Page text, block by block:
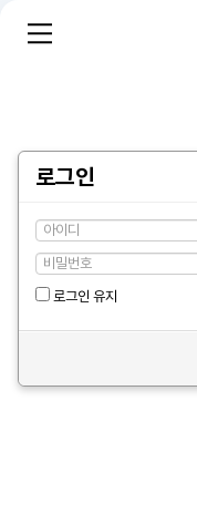
로그인
로그인 유지